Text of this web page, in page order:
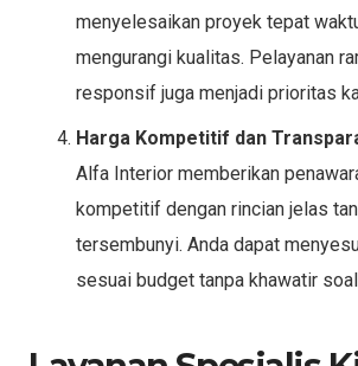
menyelesaikan proyek tepat
mengurangi kualitas. Pelayanan
responsif juga menjadi prioritas
Harga Kompetitif dan
Alfa Interior memberikan
kompetitif dengan rincian jelas
tersembunyi. Anda dapat
sesuai budget tanpa khawatir